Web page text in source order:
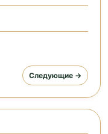
Следующие →